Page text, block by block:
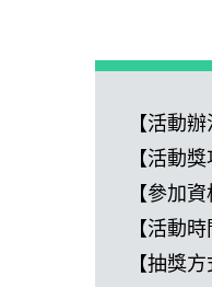
【活動辦
【活動
【參加資
【活動時
【抽獎